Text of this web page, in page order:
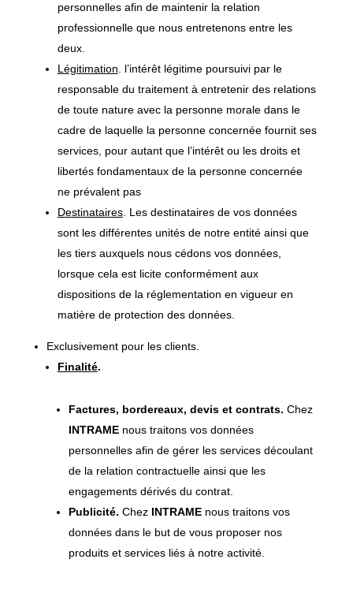
personnelles afin de maintenir la relation
professionnelle que nous entretenons entre les
deux.
Légitimation . l’intérêt légitime poursuivi par le
responsable du traitement à entretenir des relations
de toute nature avec la personne morale dans le
cadre de laquelle la personne concernée fournit ses
services, pour autant que l’intérêt ou les droits et
libertés fondamentaux de la personne concernée
ne prévalent pas
Destinataires. Les destinataires de vos données
sont les différentes unités de notre entité ainsi que
les tiers auxquels nous cédons vos données,
lorsque cela est licite conformément aux
dispositions de la réglementation en vigueur en
matière de protection des données.
Exclusivement pour les clients.
Finalité.
Factures, bordereaux, devis et contrats. Chez
INTRAME nous traitons vos données
personnelles afin de gérer les services découlant
de la relation contractuelle ainsi que les
engagements dérivés du contrat.
Publicité. Chez INTRAME nous traitons vos
données dans le but de vous proposer nos
produits et services liés à notre activité.